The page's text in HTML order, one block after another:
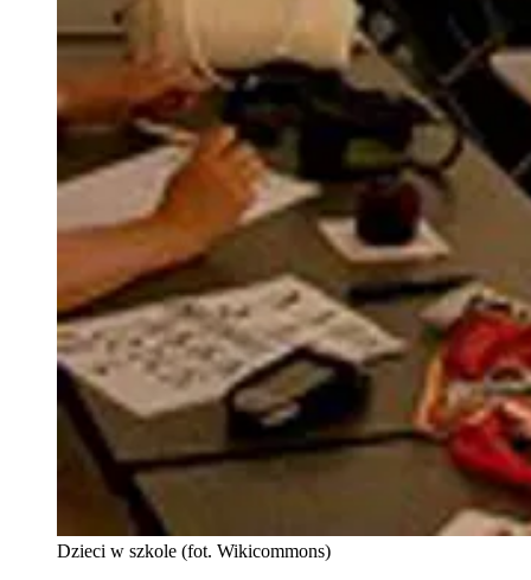
Dzieci w szkole (fot. Wikicommons)